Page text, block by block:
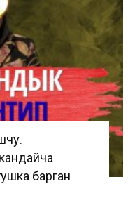
барган